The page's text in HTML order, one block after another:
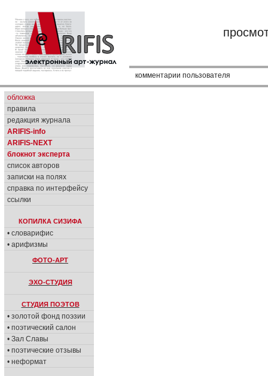
комментарии пользователя
обложка
правила
редакция журнала
ARIFIS-info
ARIFIS-NEXT
блокнот эксперта
список авторов
записки на полях
справка по интерфейсу
ссылки
КОПИЛКА СИЗИФА
• словарифис
• арифизмы
ФОТО-АРТ
ЭХО-СТУДИЯ
СТУДИЯ ПОЭТОВ
• золотой фонд поэзии
• поэтический салон
• Зал Славы
• поэтические отзывы
• неформат